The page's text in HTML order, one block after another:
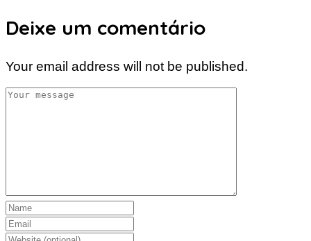
Deixe um comentário
Your email address will not be published.